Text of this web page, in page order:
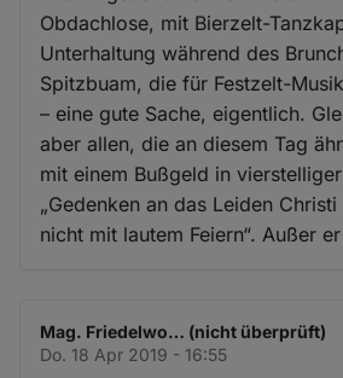
Obdachlose, mit Bierzelt-
Unterhaltung während des
Spitzbuam, die für Festzelt-
– eine gute Sache, eigentlich.
aber allen, die an diesem Tag
mit einem Bußgeld in
„Gedenken an das Leiden
nicht mit lautem Feiern“. Außer
Mag. Friedelwo… (nicht überprüft)
Do. 18 Apr 2019 - 16:55